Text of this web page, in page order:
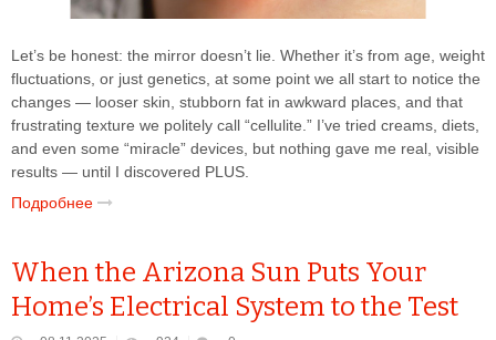
Let’s be honest: the mirror doesn’t lie. Whether it’s from age, weight
fluctuations, or just genetics, at some point we all start to notice the
changes — looser skin, stubborn fat in awkward places, and that
frustrating texture we politely call “cellulite.” I’ve tried creams, diets,
and even some “miracle” devices, but nothing gave me real, visible
results — until I discovered PLUS.
Подробнее
When the Arizona Sun Puts Your
Home’s Electrical System to the Test